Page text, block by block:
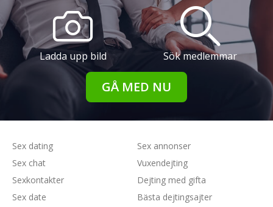
Ladda upp bild Sök medlemmar
GÅ MED NU
Sex dating
Sex chat
Sexkontakter
Sex date
Sex annonser
Vuxendejting
Dejting med gifta
Bästa dejtingsajter